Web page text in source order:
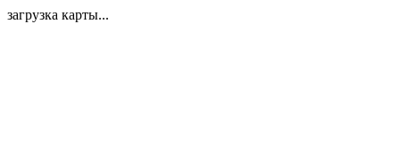
загрузка карты...